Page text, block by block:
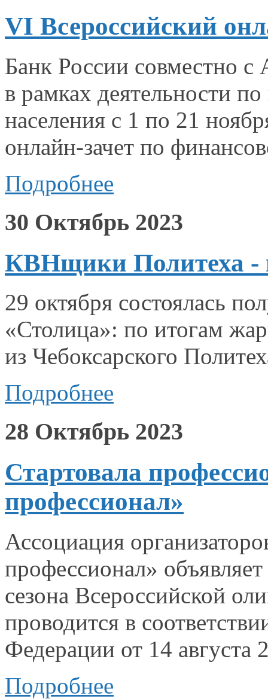
VI Всероссийский
Банк России совместно с
в рамках деятельности
населения с 1 по 21
онлайн-зачет по
Подробнее
30 Октябрь 2023
КВНщики Политеха -
29 октября состоялась
«Столица»: по итогам
из Чебоксарского
Подробнее
28 Октябрь 2023
Стартовала
профессионал»
Ассоциация
профессионал» объявляет
сезона Всероссийской
проводится в
Федерации от 14 августа
Подробнее